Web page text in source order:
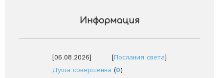
Информация
[06.08.2026] [Послания света]
Душа совершенна (0)